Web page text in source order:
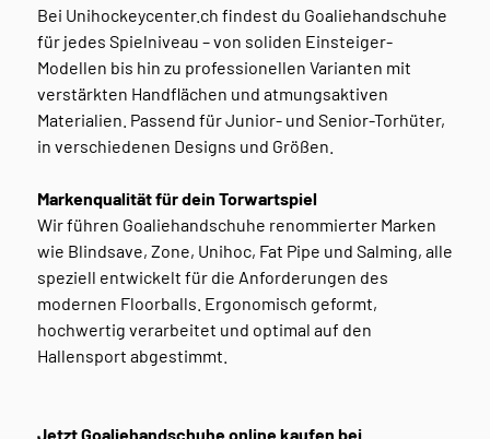
Bei Unihockeycenter.ch findest du Goaliehandschuhe
für jedes Spielniveau – von soliden Einsteiger-
Modellen bis hin zu professionellen Varianten mit
verstärkten Handflächen und atmungsaktiven
Materialien. Passend für Junior- und Senior-Torhüter,
in verschiedenen Designs und Größen.
Markenqualität für dein Torwartspiel
Wir führen Goaliehandschuhe renommierter Marken
wie Blindsave, Zone, Unihoc, Fat Pipe und Salming, alle
speziell entwickelt für die Anforderungen des
modernen Floorballs. Ergonomisch geformt,
hochwertig verarbeitet und optimal auf den
Hallensport abgestimmt.
Jetzt Goaliehandschuhe online kaufen bei